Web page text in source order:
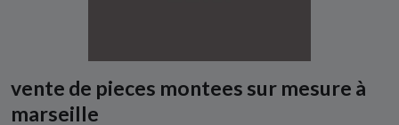
vente de pieces montees sur mesure à
marseille